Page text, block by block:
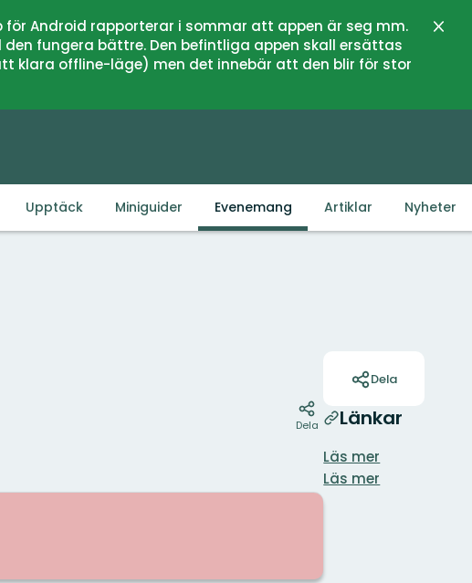
Android rapporterar i sommar att appen är seg mm.
fungera bättre. Den befintliga appen skall ersättas
klara offline-läge) men det innebär att den blir för stor
Upptäck Miniguider Evenemang Artiklar Nyheter
Dela
Dela
Länkar
Läs mer
Läs mer